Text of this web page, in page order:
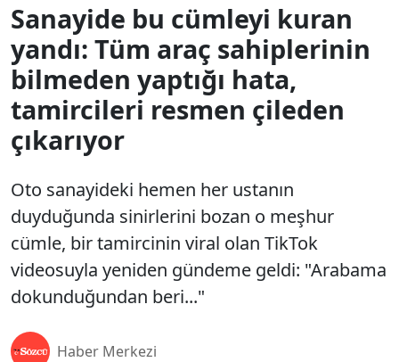
Sanayide bu cümleyi kuran
yandı: Tüm araç sahiplerinin
bilmeden yaptığı hata,
tamircileri resmen çileden
çıkarıyor
Oto sanayideki hemen her ustanın
duyduğunda sinirlerini bozan o meşhur
cümle, bir tamircinin viral olan TikTok
videosuyla yeniden gündeme geldi: "Arabama
dokunduğundan beri..."
Haber Merkezi